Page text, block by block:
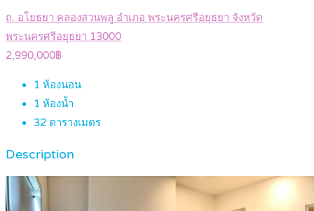
ถ. อโยธยา คลองสวนพลู อำเภอ พระนครศรีอยุธยา จังหวัด
พระนครศรีอยุธยา 13000
2,990,000฿
1 ห้องนอน
1 ห้องน้ำ
32 ตารางเมตร
Description